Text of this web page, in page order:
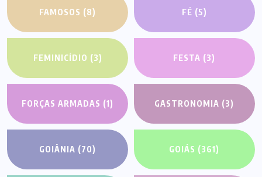
FAMOSOS (8) FÉ (5)
FEMINICÍDIO (3) FESTA (3)
FORÇAS ARMADAS (1) GASTRONOMIA (3)
GOIÂNIA (70) GOIÁS (361)